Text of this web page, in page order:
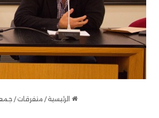
الرئيسية / متفرقات /